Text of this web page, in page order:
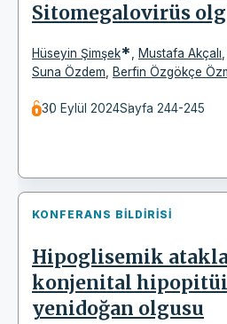
Sitomegalovirüs
Hüseyin Şimşek* Mustafa Akçalı
Suna Özdem
Berfin Özgökçe
30 Eylül 2024Sayfa 244-245
KONFERANS BILDIRISI
Hipoglisemik
konjenital
yenidoğan olgusu